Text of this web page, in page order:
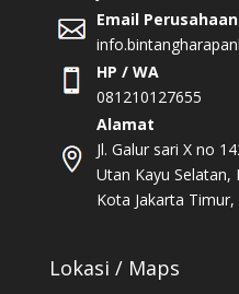
Email Perusahaan
HP / WA
081210127655
Alamat
Jl. Galur sari X no
Utan Kayu Selatan,
Kota Jakarta Timur,
Lokasi / Maps